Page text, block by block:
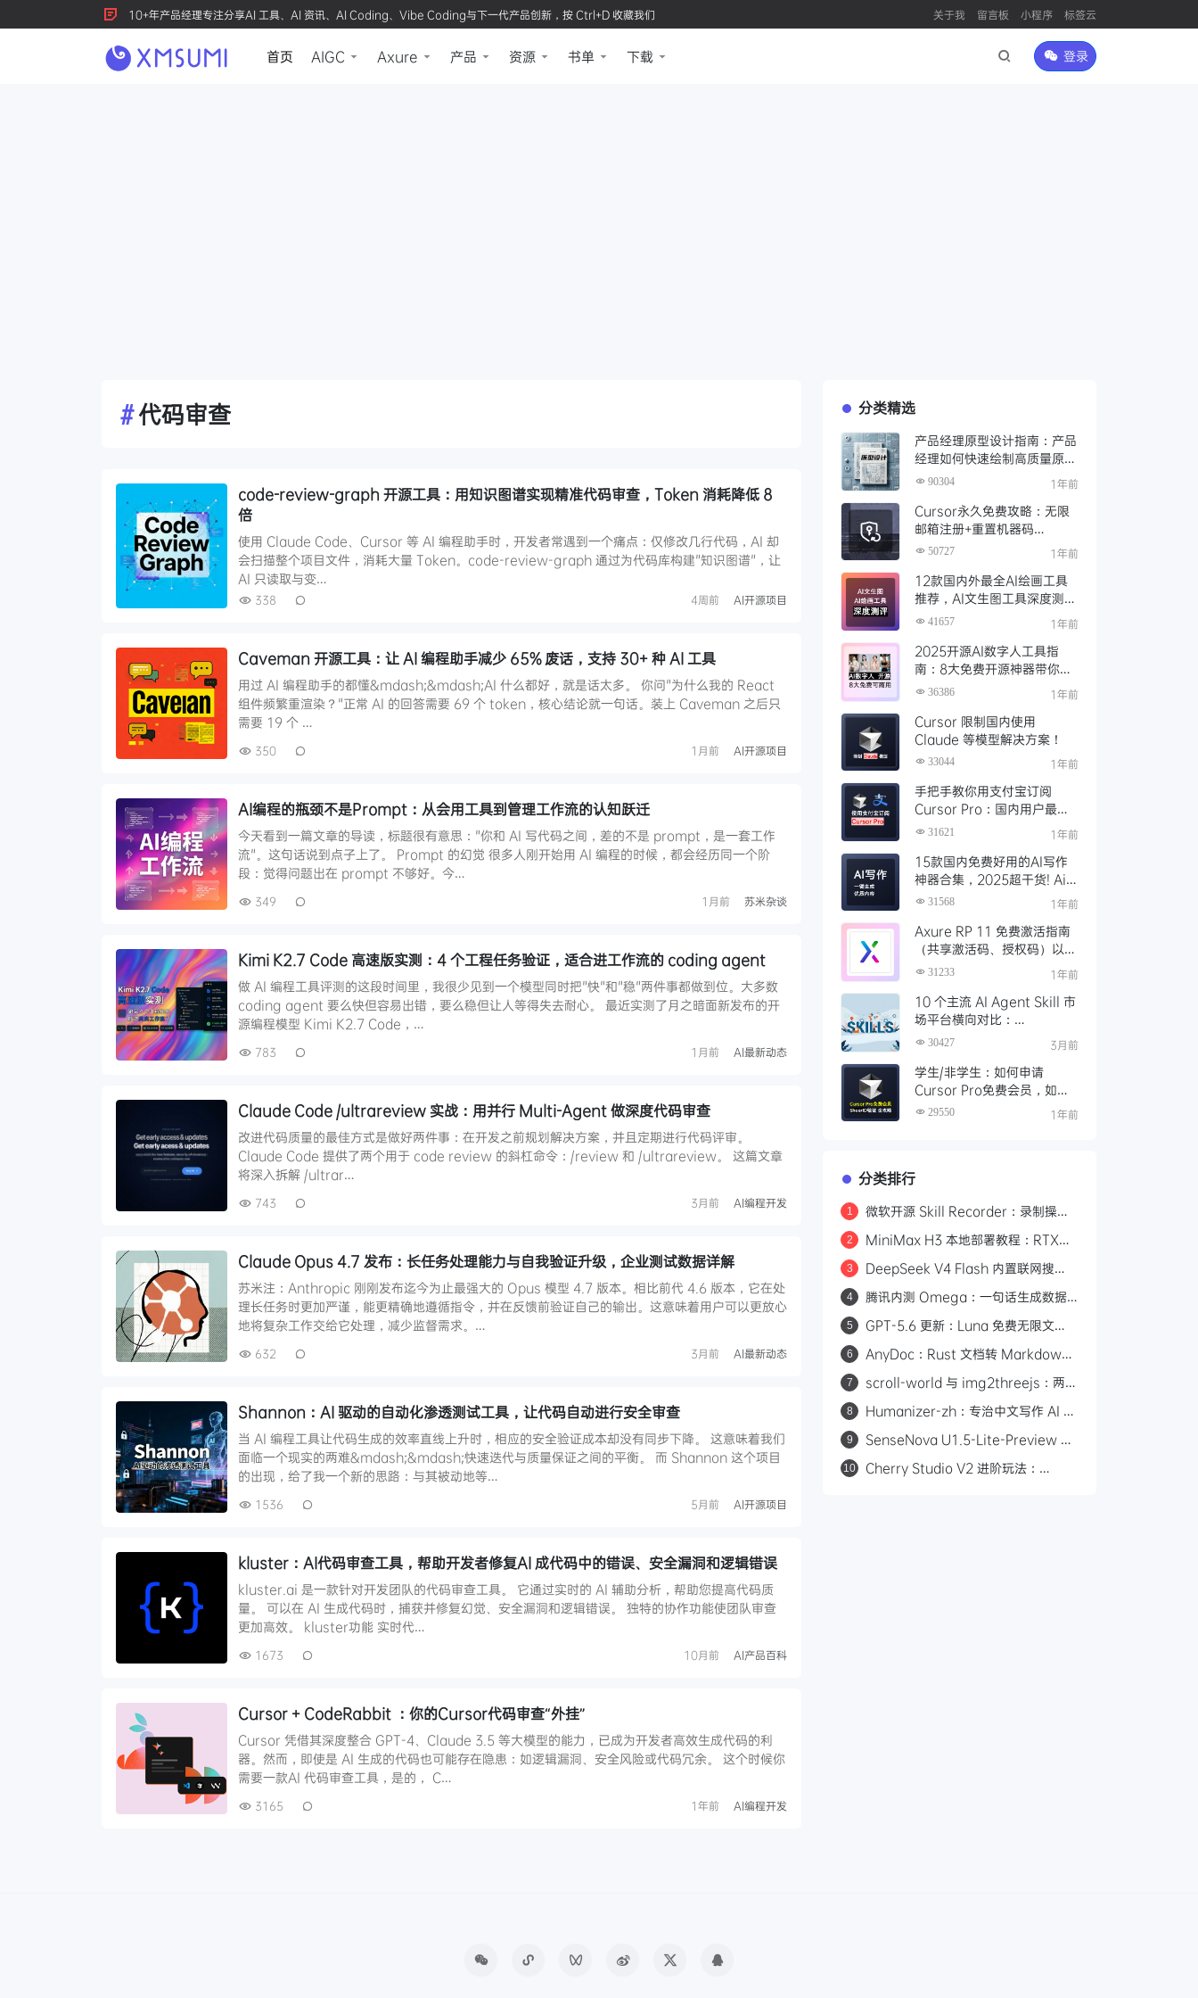
10+年产品经理专注分享AI 工具、AI 资讯、AI Coding、Vibe Coding与下一代产品创新，按 Ctrl+D 收藏我们 关于我 留言板 小程序 标签云
首页 AIGC Axure 产品 资源 书单 下载 登录
#代码审查
code-review-graph 开源工具：用知识图谱实现精准代码审查，Token 消耗降低 8
倍
使用 Claude Code、Cursor 等 AI 编程助手时，开发者常遇到一个痛点：仅修改几行代码，AI 却
会扫描整个项目文件，消耗大量 Token。code-review-graph 通过为代码库构建"知识图谱"，让
AI 只读取与变…
338 4周前 AI开源项目
Caveman 开源工具：让 AI 编程助手减少 65% 废话，支持 30+ 种 AI 工具
用过 AI 编程助手的都懂&mdash;&mdash;AI 什么都好，就是话太多。 你问"为什么我的 React
组件频繁重渲染？"正常 AI 的回答需要 69 个 token，核心结论就一句话。装上 Caveman 之后只
需要 19 个 …
350 1月前 AI开源项目
AI编程的瓶颈不是Prompt：从会用工具到管理工作流的认知跃迁
今天看到一篇文章的导读，标题很有意思："你和 AI 写代码之间，差的不是 prompt，是一套工作
流"。这句话说到点子上了。 Prompt 的幻觉 很多人刚开始用 AI 编程的时候，都会经历同一个阶
段：觉得问题出在 prompt 不够好。今…
349 1月前 苏米杂谈
Kimi K2.7 Code 高速版实测：4 个工程任务验证，适合进工作流的 coding agent
做 AI 编程工具评测的这段时间里，我很少见到一个模型同时把"快"和"稳"两件事都做到位。大多数
coding agent 要么快但容易出错，要么稳但让人等得失去耐心。 最近实测了月之暗面新发布的开
源编程模型 Kimi K2.7 Code，…
783 1月前 AI最新动态
Claude Code /ultrareview 实战：用并行 Multi-Agent 做深度代码审查
改进代码质量的最佳方式是做好两件事：在开发之前规划解决方案，并且定期进行代码评审。
Claude Code 提供了两个用于 code review 的斜杠命令：/review 和 /ultrareview。 这篇文章
将深入拆解 /ultrar…
743 3月前 AI编程开发
Claude Opus 4.7 发布：长任务处理能力与自我验证升级，企业测试数据详解
苏米注：Anthropic 刚刚发布迄今为止最强大的 Opus 模型 4.7 版本。相比前代 4.6 版本，它在处
理长任务时更加严谨，能更精确地遵循指令，并在反馈前验证自己的输出。这意味着用户可以更放心
地将复杂工作交给它处理，减少监督需求。…
632 3月前 AI最新动态
Shannon：AI 驱动的自动化渗透测试工具，让代码自动进行安全审查
当 AI 编程工具让代码生成的效率直线上升时，相应的安全验证成本却没有同步下降。 这意味着我们
面临一个现实的两难&mdash;&mdash;快速迭代与质量保证之间的平衡。 而 Shannon 这个项目
的出现，给了我一个新的思路：与其被动地等…
1536 5月前 AI开源项目
kluster：AI代码审查工具，帮助开发者修复AI 成代码中的错误、安全漏洞和逻辑错误
kluster.ai 是一款针对开发团队的代码审查工具。 它通过实时的 AI 辅助分析，帮助您提高代码质
量。 可以在 AI 生成代码时，捕获并修复幻觉、安全漏洞和逻辑错误。 独特的协作功能使团队审查
更加高效。 kluster功能 实时代…
1673 10月前 AI产品百科
Cursor + CodeRabbit ：你的Cursor代码审查“外挂”
Cursor 凭借其深度整合 GPT-4、Claude 3.5 等大模型的能力，已成为开发者高效生成代码的利
器。然而，即使是 AI 生成的代码也可能存在隐患：如逻辑漏洞、安全风险或代码冗余。 这个时候你
需要一款AI 代码审查工具，是的， C…
3165 1年前 AI编程开发
分类精选
产品经理原型设计指南：产品
经理如何快速绘制高质量原
型？（附步骤与资源）
90304 1年前
Cursor永久免费攻略：无限
邮箱注册+重置机器码
+Cursor试用期重置工具实现
50727 1年前
12款国内外最全AI绘画工具
推荐，AI文生图工具深度测评
与场景化对比
41657 1年前
2025开源AI数字人工具指
南：8大免费开源神器带你免
费解锁可商用的AI数字人
36386 1年前
Cursor 限制国内使用
Claude 等模型解决方案！
33044 1年前
手把手教你用支付宝订阅
Cursor Pro：国内用户最全
开通教程（附取消自动扣费）
31621 1年前
15款国内免费好用的AI写作
神器合集，2025超干货! Ai
写作工具推荐，支持论文长文
31568 1年前
Axure RP 11 免费激活指南
（共享激活码、授权码）以及
永久激活方法分享
31233 1年前
10 个主流 AI Agent Skill 市
场平台横向对比：
Clawhub、Skillsmp、
30427 3月前
学生/非学生：如何申请
Cursor Pro免费会员，如何
通过SheerID验证快速激活全
29550 1年前
分类排行
1
微软开源 Skill Recorder：录制操作
2
MiniMax H3 本地部署教程：RTX
3
DeepSeek V4 Flash 内置联网搜
web_search，Codex 可直接调用
4
腾讯内测 Omega：一句话生成数据
5
GPT-5.6 更新：Luna 免费无限文
6
AnyDoc：Rust 文档转 Markdown
7
scroll-world 与 img2threejs：两个
做网页和 3D 模型
8
Humanizer-zh：专治中文写作 AI 味
9
SenseNova U1.5-Lite-Preview 开
4K 图像生成与编辑
10
Cherry Studio V2 进阶玩法：